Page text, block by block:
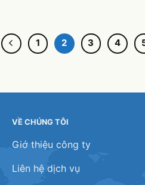
1 2 3 4
VỀ CHÚNG TÔI
Giớ thiệu công ty
Liên hệ dịch vụ